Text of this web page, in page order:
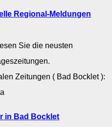
Regional-Meldungen
Sie die neusten
Zeitungen ( Bad Bocklet ):
in Bad Bocklet